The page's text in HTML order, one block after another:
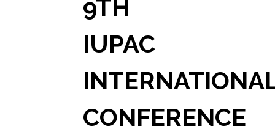
9TH
IUPAC
CONFERENCE